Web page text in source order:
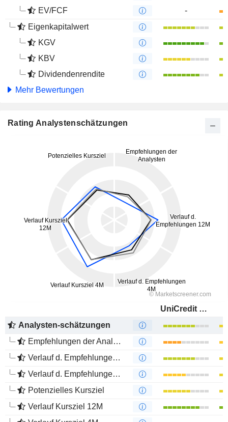
EV/FCF
-
Eigenkapitalwert
KGV
KBV
Dividendenrendite
Mehr Bewertungen
Rating Analystenschätzungen
UniCredit S.p.A.
Analysten-schätzungen
Empfehlungen der Analysten
Verlauf d. Empfehlungen 12M
Verlauf d. Empfehlungen 4M
Potenzielles Kursziel
Verlauf Kursziel 12M